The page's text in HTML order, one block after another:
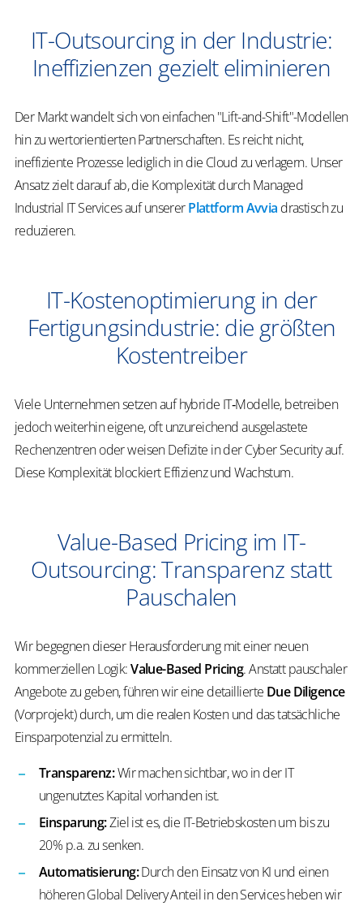
IT-Outsourcing in der Industrie:
Ineffizienzen gezielt eliminieren
Der Markt wandelt sich von einfachen "Lift-and-Shift"-Modellen
hin zu wertorientierten Partnerschaften. Es reicht nicht,
ineffiziente Prozesse lediglich in die Cloud zu verlagern. Unser
Ansatz zielt darauf ab, die Komplexität durch Managed
Industrial IT Services auf unsererPlattform Avvia drastisch zu
reduzieren.
IT-Kostenoptimierung in der
Fertigungsindustrie: die größten
Kostentreiber
Viele Unternehmen setzen auf hybride IT‑Modelle, betreiben
jedoch weiterhin eigene, oft unzureichend ausgelastete
Rechenzentren oder weisen Defizite in der Cyber Security auf.
Diese Komplexität blockiert Effizienz und Wachstum.
Value-Based Pricing im IT-
Outsourcing: Transparenz statt
Pauschalen
Wir begegnen dieser Herausforderung mit einer neuen
kommerziellen Logik:Value-Based Pricing. Anstatt pauschaler
Angebote zu geben, führen wir eine detaillierte Due Diligence
(Vorprojekt) durch, um die realen Kosten und das tatsächliche
Einsparpotenzial zu ermitteln.
Transparenz:Wir machen sichtbar, wo in der IT
ungenutztes Kapital vorhanden ist.
Einsparung:Ziel ist es, die IT-Betriebskosten um bis zu
20% p.a. zu senken.
Automatisierung:Durch den Einsatz von KI und einen
höheren Global Delivery Anteil in den Services heben wir